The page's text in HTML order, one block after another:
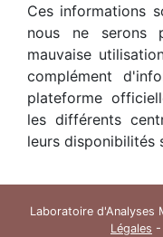
Ces informations
nous ne serons
mauvaise
complément
plateforme
les différents
leurs disponibilités
Laboratoire
Légales -